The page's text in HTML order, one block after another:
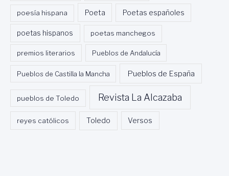
poesía hispana Poeta Poetas españoles
poetas hispanos poetas manchegos
premios literarios Pueblos de Andalucía
Pueblos de Castilla la Mancha Pueblos de España
pueblos de Toledo Revista La Alcazaba
reyes católicos Toledo Versos